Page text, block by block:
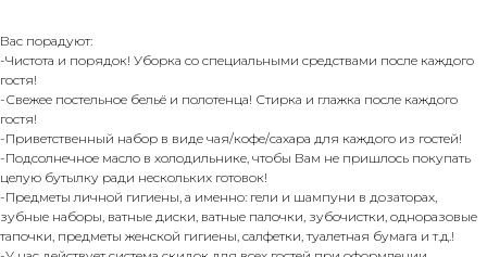
Вас порадуют:
-Чистота и порядок! Уборка со специальными средствами после каждого
гостя!
-Свежее постельное бельё и полотенца! Стирка и глажка после каждого
гостя!
-Приветственный набор в виде чая/кофе/сахара для каждого из гостей!
-Подсолнечное масло в холодильнике, чтобы Вам не пришлось покупать
целую бутылку ради нескольких готовок!
-Предметы личной гигиены, а именно: гели и шампуни в дозаторах,
зубные наборы, ватные диски, ватные палочки, зубочистки, одноразовые
тапочки, предметы женской гигиены, салфетки, туалетная бумага и т.д.!